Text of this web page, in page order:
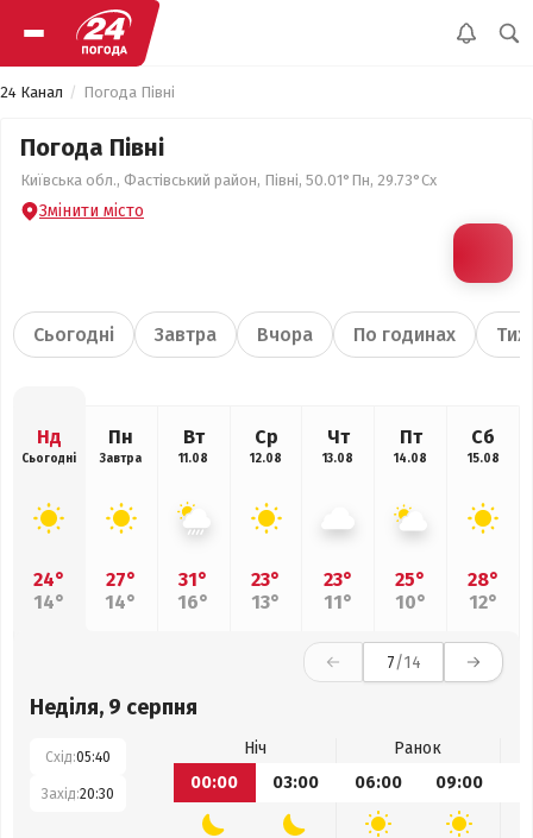
24 Канал Погода Півні
Погода Півні
Київська обл., Фастівський район, Півні, 50.01°Пн, 29.73°Сх
Змінити місто
Сьогодні Завтра Вчора По годинах
Нд
Сьогодні
24°
14°
Пн
Завтра
27°
14°
Вт
11.08
31°
16°
Ср
12.08
23°
13°
Чт
13.08
23°
11°
Пт
14.08
25°
10°
Сб
15.08
28°
12°
7/14
Неділя, 9 серпня
Схід:05:40
Захід:20:30
Ніч
Ранок
00:00
03:00 06:00 09:00